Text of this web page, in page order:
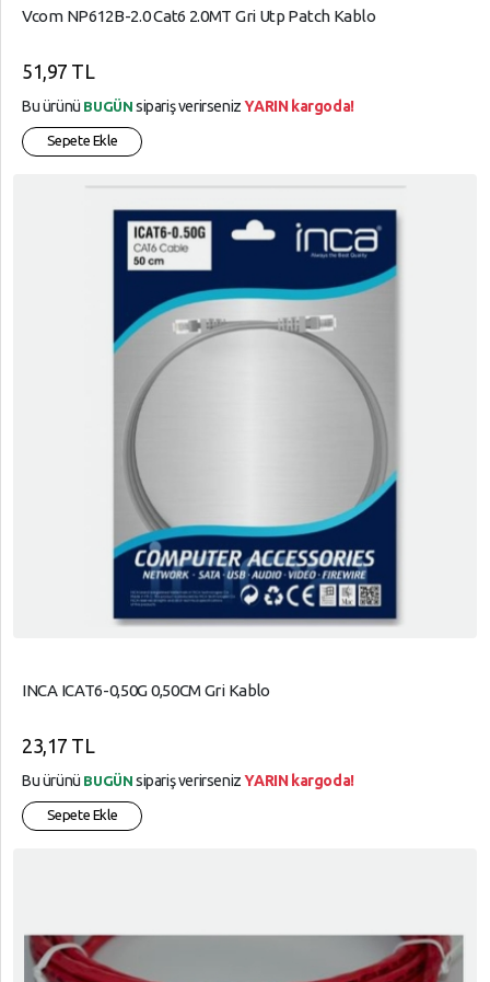
Vcom NP612B-2.0 Cat6 2.0MT Gri Utp Patch Kablo
51,97 TL
Bu ürünü BUGÜN sipariş verirsenizYARIN kargoda!
Sepete Ekle
INCA ICAT6-0,50G 0,50CM Gri Kablo
23,17 TL
Bu ürünü BUGÜN sipariş verirsenizYARIN kargoda!
Sepete Ekle